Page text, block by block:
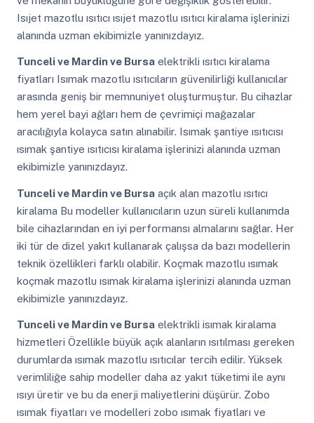
Isıjet mazotlu ısıtıcı ısıjet mazotlu ısıtıcı kiralama işlerinizi
alanında uzman ekibimizle yanınızdayız.
Tunceli ve Mardin ve Bursaelektrikli ısıtıcı kiralama
fiyatları Isımak mazotlu ısıtıcıların güvenilirliği kullanıcılar
arasında geniş bir memnuniyet oluşturmuştur. Bu cihazlar
hem yerel bayi ağları hem de çevrimiçi mağazalar
aracılığıyla kolayca satın alınabilir. Isımak şantiye ısıtıcısı
ısımak şantiye ısıtıcısı kiralama işlerinizi alanında uzman
ekibimizle yanınızdayız.
Tunceli ve Mardin ve Bursaaçık alan mazotlu ısıtıcı
kiralama Bu modeller kullanıcıların uzun süreli kullanımda
bile cihazlarından en iyi performansı almalarını sağlar. Her
iki tür de dizel yakıt kullanarak çalışsa da bazı modellerin
teknik özellikleri farklı olabilir. Koçmak mazotlu ısımak
koçmak mazotlu ısımak kiralama işlerinizi alanında uzman
ekibimizle yanınızdayız.
Tunceli ve Mardin ve Bursaelektrikli isımak kiralama
hizmetleri Özellikle büyük açık alanların ısıtılması gereken
durumlarda ısımak mazotlu ısıtıcılar tercih edilir. Yüksek
verimliliğe sahip modeller daha az yakıt tüketimi ile aynı
ısıyı üretir ve bu da enerji maliyetlerini düşürür. Zobo
ısımak fiyatları ve modelleri zobo ısımak fiyatları ve